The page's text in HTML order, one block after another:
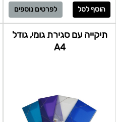
לפרטים נוספים
תיקייה עם סגירת גומי, גודל
A4